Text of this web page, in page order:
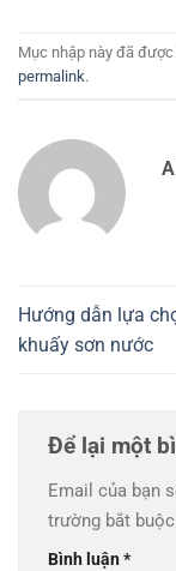
Mục nhập này đã
permalink.
Hướng dẫn lựa
khuấy sơn nước
Để lại một
Email của bạn
trường bắt
Bình luận*